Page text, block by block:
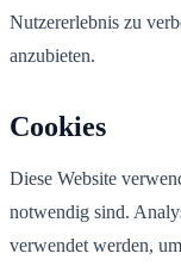
Nutzererlebnis zu
anzubieten.
Cookies
Diese Website
notwendig sind.
verwendet werden,